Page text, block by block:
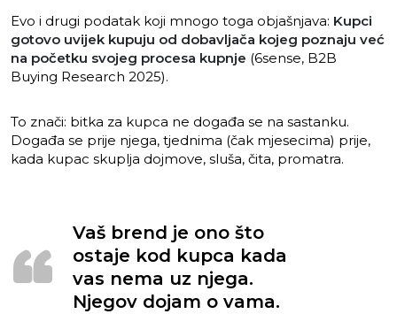
Evo i drugi podatak koji mnogo toga objašnjava: Kupci
gotovo uvijek kupuju od dobavljača kojeg poznaju već
na početku svojeg procesa kupnje (6sense, B2B
Buying Research 2025).
To znači: bitka za kupca ne događa se na sastanku.
Događa se prije njega, tjednima (čak mjesecima) prije,
kada kupac skuplja dojmove, sluša, čita, promatra.
Vaš brend je ono što
ostaje kod kupca kada
vas nema uz njega.
Njegov dojam o vama.